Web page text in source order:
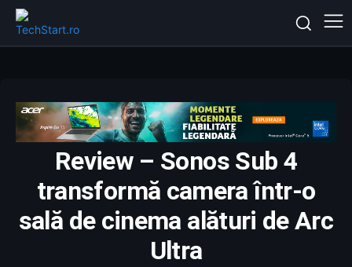
Review – Sonos Sub 4
transformă camera într-o
sală de cinema alături de Arc
Ultra